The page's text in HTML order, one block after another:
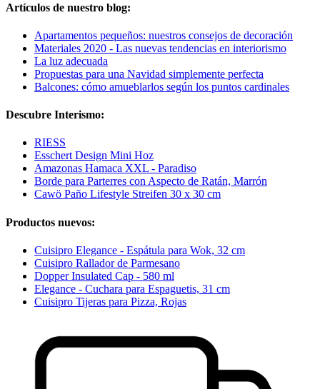
Artículos de nuestro blog:
Apartamentos pequeños: nuestros consejos de decoración
Materiales 2020 - Las nuevas tendencias en interiorismo
La luz adecuada
Propuestas para una Navidad simplemente perfecta
Balcones: cómo amueblarlos según los puntos cardinales
Descubre Interismo:
RIESS
Esschert Design Mini Hoz
Amazonas Hamaca XXL - Paradiso
Borde para Parterres con Aspecto de Ratán, Marrón
Cawö Paño Lifestyle Streifen 30 x 30 cm
Productos nuevos:
Cuisipro Elegance - Espátula para Wok, 32 cm
Cuisipro Rallador de Parmesano
Dopper Insulated Cap - 580 ml
Elegance - Cuchara para Espaguetis, 31 cm
Cuisipro Tijeras para Pizza, Rojas